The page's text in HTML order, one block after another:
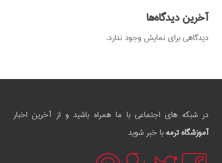
آخرین دیدگاه‌ها
دیدگاهی برای نمایش وجود ندارد.
در شبکه های اجتماعی با ما همراه باشید و از آخرین اخبار
آموزشگاه ترمهبا خبر شوید